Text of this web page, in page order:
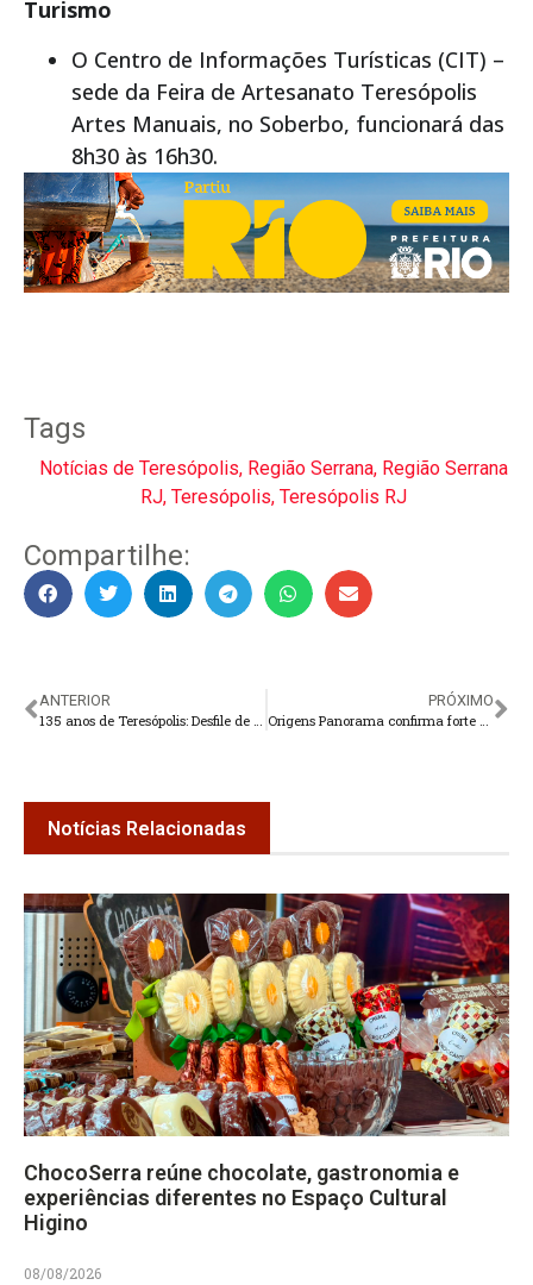
Turismo
O Centro de Informações Turísticas (CIT) –
sede da Feira de Artesanato Teresópolis
Artes Manuais, no Soberbo, funcionará das
8h30 às 16h30.
Tags
Notícias de Teresópolis, Região Serrana, Região Serrana
RJ, Teresópolis, Teresópolis RJ
Compartilhe:
ANTERIOR
135 anos de Teresópolis: Desfile de 6 de Julho ocorrerá na Avenida Feliciano Sodré
PRÓXIMO
Origens Panorama confirma forte procura e tem unidades esgotadas no primeiro dia de vendas abertas
Notícias Relacionadas
ChocoSerra reúne chocolate, gastronomia e
experiências diferentes no Espaço Cultural
Higino
08/08/2026